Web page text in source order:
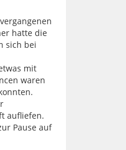
hatte die
sich bei
mit
waren
aufliefen.
Pause auf